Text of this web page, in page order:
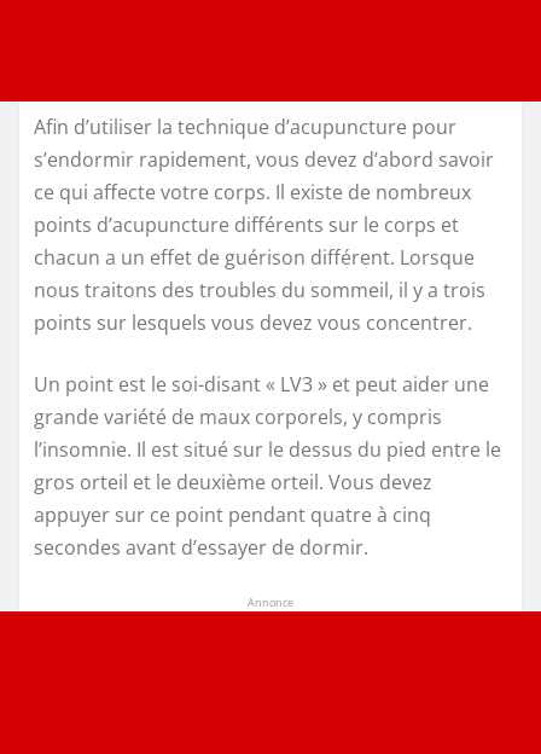
Afin d’utiliser la technique d’acupuncture pour
s’endormir rapidement, vous devez d’abord savoir
ce qui affecte votre corps. Il existe de nombreux
points d’acupuncture différents sur le corps et
chacun a un effet de guérison différent. Lorsque
nous traitons des troubles du sommeil, il y a trois
points sur lesquels vous devez vous concentrer.
Un point est le soi-disant « LV3 » et peut aider une
grande variété de maux corporels, y compris
l’insomnie. Il est situé sur le dessus du pied entre le
gros orteil et le deuxième orteil. Vous devez
appuyer sur ce point pendant quatre à cinq
secondes avant d’essayer de dormir.
Annonce